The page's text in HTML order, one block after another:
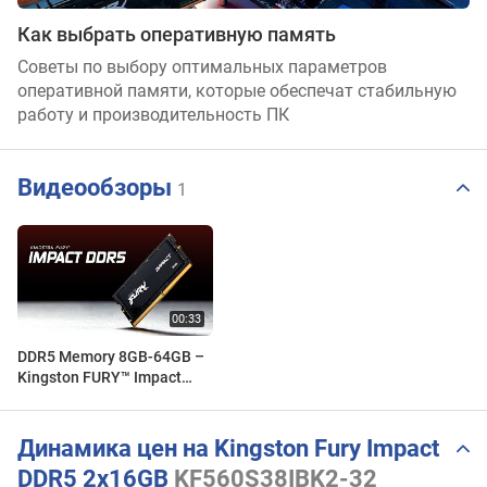
Как выбрать оперативную память
Советы по выбору оптимальных параметров
оперативной памяти, которые обеспечат стабильную
работу и производительность ПК
Видеообзоры 1
DDR5 Memory 8GB-64GB –
Kingston FURY™ Impact
Динамика цен на Kingston Fury Impact
DDR5 2x16GB KF560S38IBK2-32